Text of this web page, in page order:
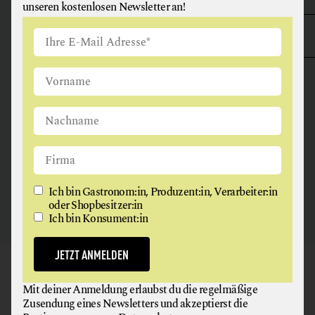
ANGUS & ARTHUR
FLEISCH + FLEISCHERZEUGNISSE
2326 Maria Lanzendorf
GAUMEN HOCH
NEWSLETTER
unseren kostenlosen Newsletter an!
Ich bin Gastronom:in, Produzent:in, Verarbeiter:in
oder Shopbesitzer:in
Ich bin Konsument:in
JETZT ANMELDEN
Mit deiner Anmeldung erlaubst du die regelmäßige
Zusendung eines Newsletters und akzeptierst die